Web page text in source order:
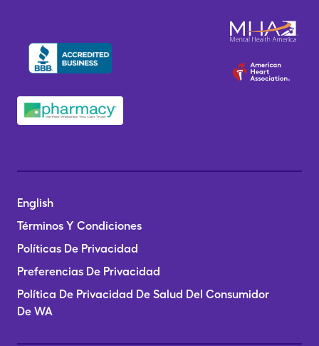
English
Términos Y Condiciones
Políticas De Privacidad
Preferencias De Privacidad
Política De Privacidad De Salud Del Consumidor
De WA